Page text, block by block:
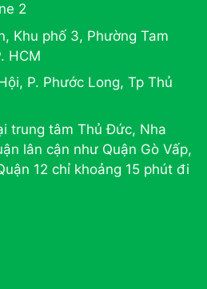
2
Khu phố 3, Phường Tam
HCM
P. Phước Long, Tp Thủ
trung tâm Thủ Đức, Nha
lân cận như Quận Gò Vấp,
12 chỉ khoảng 15 phút đi